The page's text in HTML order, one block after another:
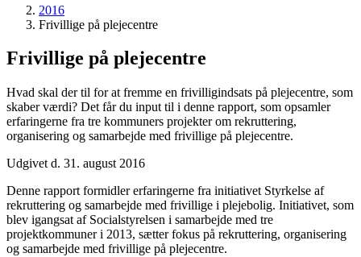
2016
Frivillige på plejecentre
Frivillige på plejecentre
Hvad skal der til for at fremme en frivilligindsats på plejecentre, som
skaber værdi? Det får du input til i denne rapport, som opsamler
erfaringerne fra tre kommuners projekter om rekruttering,
organisering og samarbejde med frivillige på plejecentre.
Udgivet d. 31. august 2016
Denne rapport formidler erfaringerne fra initiativet Styrkelse af
rekruttering og samarbejde med frivillige i plejebolig. Initiativet, som
blev igangsat af Socialstyrelsen i samarbejde med tre
projektkommuner i 2013, sætter fokus på rekruttering, organisering
og samarbejde med frivillige på plejecentre.